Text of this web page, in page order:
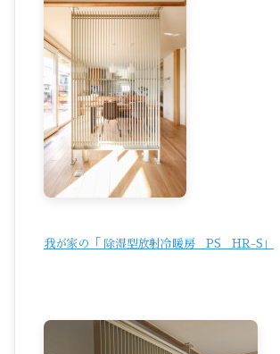
我が家の「 除湿型放射冷暖房 PS HR-S」